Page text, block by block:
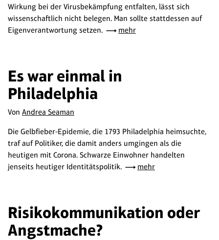
Wirkung bei der Virusbekämpfung entfalten, lässt sich
wissenschaftlich nicht belegen. Man sollte stattdessen auf
Eigenverantwortung setzen.
mehr
Es war einmal in
Philadelphia
Von Andrea Seaman
Die Gelbfieber-Epidemie, die 1793 Philadelphia heimsuchte,
traf auf Politiker, die damit anders umgingen als die
heutigen mit Corona. Schwarze Einwohner handelten
jenseits heutiger Identitätspolitik.
mehr
Risikokommunikation oder
Angstmache?